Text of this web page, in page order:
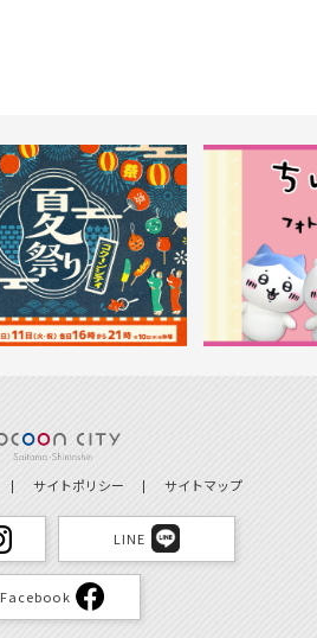
サイトポリシー サイトマップ
LINE
Facebook